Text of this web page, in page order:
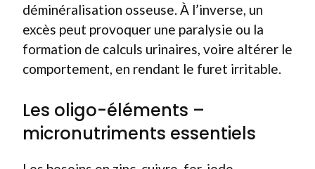
déminéralisation osseuse. À l’inverse, un
excès peut provoquer une paralysie ou la
formation de calculs urinaires, voire altérer le
comportement, en rendant le furet irritable.
Les oligo-éléments –
micronutriments essentiels